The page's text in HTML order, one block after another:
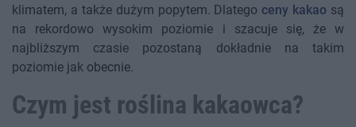
klimatem, a także dużym popytem. Dlatego ceny kakao są
na rekordowo wysokim poziomie i szacuje się, że w
najbliższym czasie pozostaną dokładnie na takim
poziomie jak obecnie.
Czym jest roślina kakaowca?